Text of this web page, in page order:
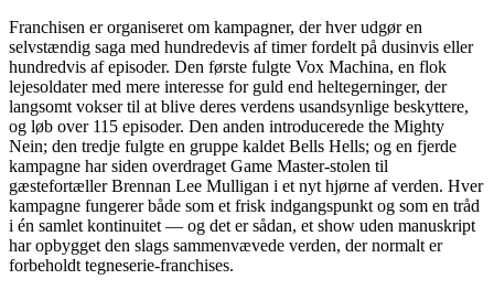
Franchisen er organiseret om kampagner, der hver udgør en
selvstændig saga med hundredevis af timer fordelt på dusinvis eller
hundredvis af episoder. Den første fulgte Vox Machina, en flok
lejesoldater med mere interesse for guld end heltegerninger, der
langsomt vokser til at blive deres verdens usandsynlige beskyttere,
og løb over 115 episoder. Den anden introducerede the Mighty
Nein; den tredje fulgte en gruppe kaldet Bells Hells; og en fjerde
kampagne har siden overdraget Game Master-stolen til
gæstefortæller Brennan Lee Mulligan i et nyt hjørne af verden. Hver
kampagne fungerer både som et frisk indgangspunkt og som en tråd
i én samlet kontinuitet — og det er sådan, et show uden manuskript
har opbygget den slags sammenvævede verden, der normalt er
forbeholdt tegneserie-franchises.